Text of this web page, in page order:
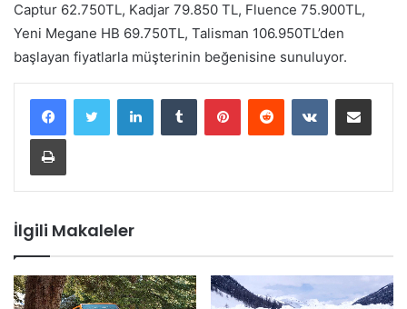
Captur 62.750TL, Kadjar 79.850 TL, Fluence 75.900TL,
Yeni Megane HB 69.750TL, Talisman 106.950TL’den
başlayan fiyatlarla müşterinin beğenisine sunuluyor.
İlgili Makaleler